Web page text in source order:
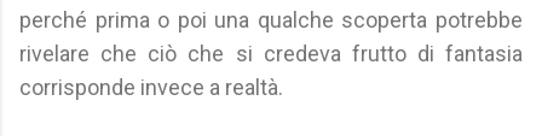
perché prima o poi una qualche scoperta potrebbe
rivelare che ciò che si credeva frutto di fantasia
corrisponde invece a realtà.